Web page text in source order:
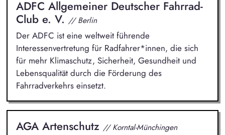
ADFC Allgemeiner Deutscher Fahrrad-
Club e. V. // Berlin
Der ADFC ist eine weltweit führende
Interessenvertretung für Radfahrer*innen, die sich
für mehr Klimaschutz, Sicherheit, Gesundheit und
Lebensqualität durch die Förderung des
Fahrradverkehrs einsetzt.
AGA Artenschutz // Korntal-Münchingen